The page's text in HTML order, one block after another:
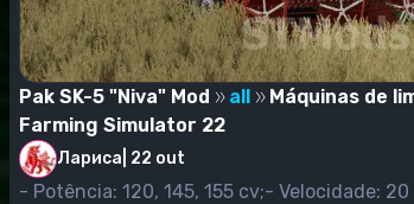
Pak SK-5 "Niva" Mod all
Máquinas de
Farming Simulator 22
Лариса 22 out
- Potência: 120, 145, 155 cv;- Velocidade: